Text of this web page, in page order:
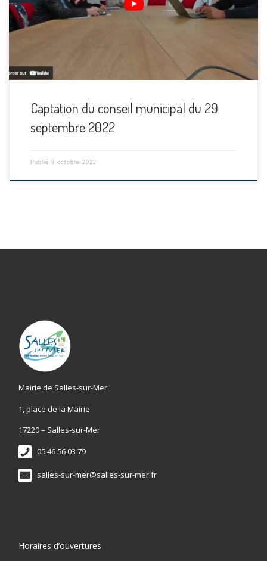
Captation du conseil municipal du 29
septembre 2022
Publié 9 octobre 2022
Mairie de Salles-sur-Mer
1, place de la Mairie
17220 – Salles-sur-Mer
05 46 56 03 79
salles-sur-mer@salles-sur-mer.fr
Horaires d’ouvertures